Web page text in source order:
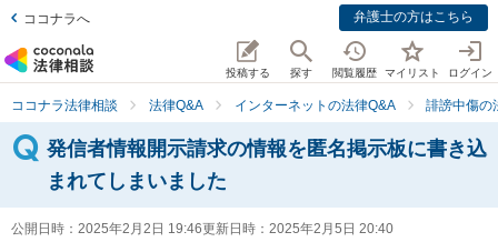
ココナラへ 弁護士の方はこちら
投稿する 探す 閲覧履歴 マイリスト ログイン
ココナラ法律相談 法律Q&A インターネットの法律Q&A 誹謗中傷の
発信者情報開示請求の情報を匿名掲示板に書き込
まれてしまいました
公開日時： 2025年2月2日 19:46更新日時： 2025年2月5日 20:40